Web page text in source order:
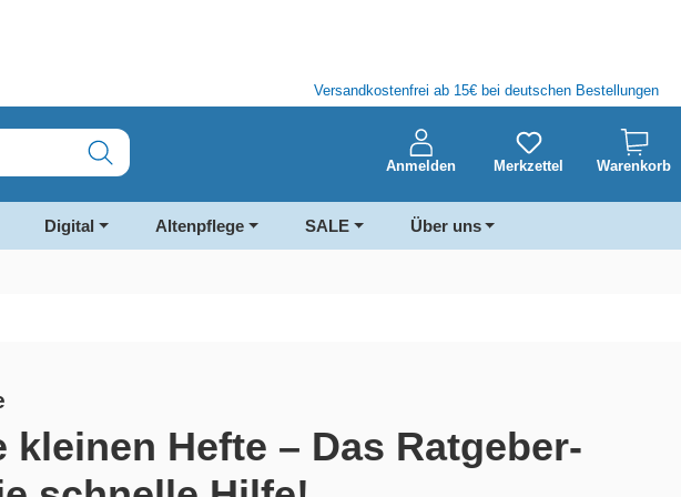
Versandkostenfrei ab 15€ bei deutschen Bestellungen
Anmelden Merkzettel Warenkorb
Digital Altenpflege SALE Über uns
kleinen Hefte – Das Ratgeber-